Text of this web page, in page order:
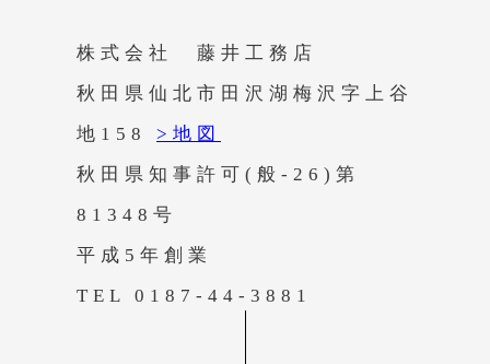
株式会社 藤井工務店
秋田県仙北市田沢湖梅沢字上谷
地158 >地図
秋田県知事許可(般-26)第
81348号
平成5年創業
TEL 0187-44-3881